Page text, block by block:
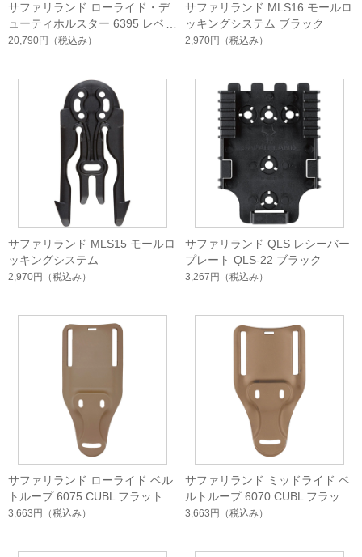
サファリランド ローライド・デ
ューティホルスター 6395 レベル
1
20,790円 （税込み）
サファリランド MLS16 モールロ
ッキングシステム ブラック
2,970円 （税込み）
サファリランド MLS15 モールロ
ッキングシステム
2,970円 （税込み）
サファリランド QLS レシーバー
プレート QLS-22 ブラック
3,267円 （税込み）
サファリランド ローライド ベル
トループ 6075 CUBL フラットダ
ークアース
3,663円 （税込み）
サファリランド ミッドライド ベ
ルトループ 6070 CUBL フラット
ダークアース
3,663円 （税込み）